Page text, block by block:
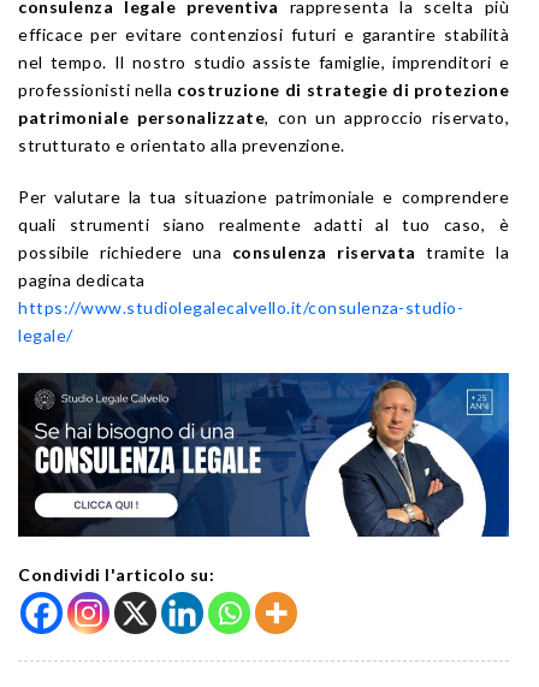
consulenza legale preventiva rappresenta la scelta più
efficace per evitare contenziosi futuri e garantire stabilità
nel tempo. Il nostro studio assiste famiglie, imprenditori e
professionisti nella costruzione di strategie di protezione
patrimoniale personalizzate, con un approccio riservato,
strutturato e orientato alla prevenzione.
Per valutare la tua situazione patrimoniale e comprendere
quali strumenti siano realmente adatti al tuo caso, è
possibile richiedere una consulenza riservata tramite la
pagina dedicata
https://www.studiolegalecalvello.it/consulenza-studio-
legale/
Condividi l'articolo su: